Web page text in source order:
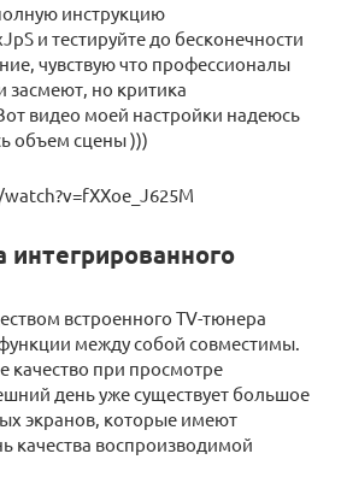
инструкцию
и тестируйте до бесконечности
чувствую что профессионалы
засмеют, но критика
видео моей настройки надеюсь
объем сцены )))
встроенного TV-тюнера
функции между собой совместимы.
качество при просмотре
день уже существует большое
экранов, которые имеют
качества воспроизводимой